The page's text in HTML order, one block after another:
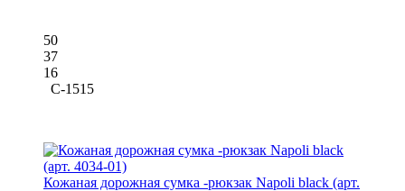
50
37
16
C-1515
Кожаная дорожная сумка -рюкзак Napoli black (арт.